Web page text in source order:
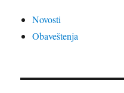
Novosti
Obaveštenja